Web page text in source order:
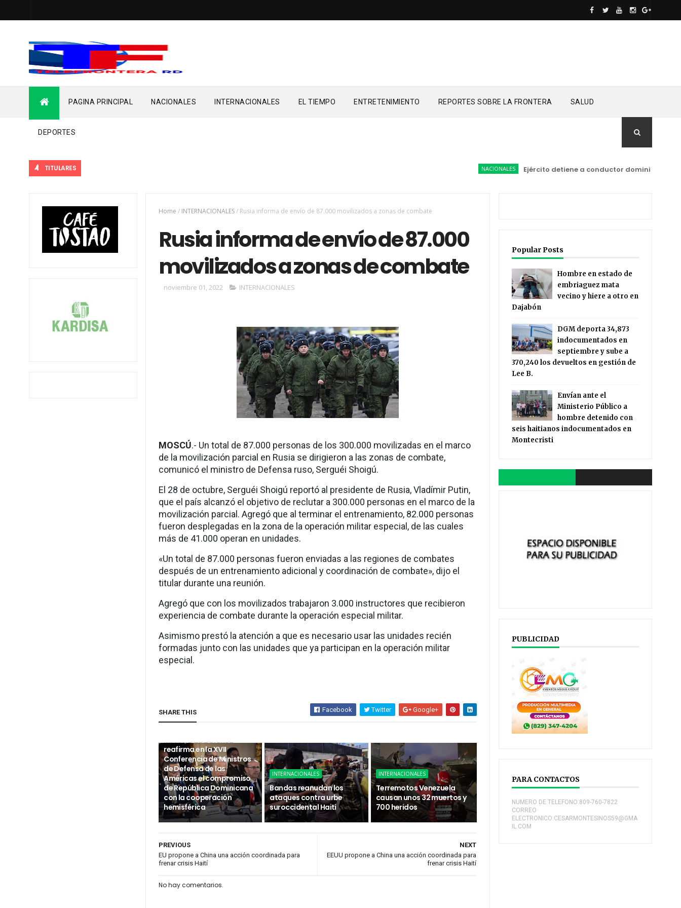
PAGINA PRINCIPAL NACIONALES INTERNACIONALES EL TIEMPO ENTRETENIMIENTO REPORTES SOBRE LA FRONTERA SALUD
DEPORTES
TITULARES NACIONALES Ejército detiene a conductor dominicano
Home / INTERNACIONALES/ Rusia informa de envío de 87.000 movilizados a zonas de combate
Rusia informa de envío de 87.000
movilizados a zonas de combate
noviembre 01, 2022 INTERNACIONALES
MOSCÚ.- Un total de 87.000 personas de los 300.000 movilizadas en el marco
de la movilización parcial en Rusia se dirigieron a las zonas de combate,
comunicó el ministro de Defensa ruso, Serguéi Shoigú.
El 28 de octubre, Serguéi Shoigú reportó al presidente de Rusia, Vladímir Putin,
que el país alcanzó el objetivo de reclutar a 300.000 personas en el marco de la
movilización parcial. Agregó que al terminar el entrenamiento, 82.000 personas
fueron desplegadas en la zona de la operación militar especial, de las cuales
más de 41.000 operan en unidades.
«Un total de 87.000 personas fueron enviadas a las regiones de combates
después de un entrenamiento adicional y coordinación de combate», dijo el
titular durante una reunión.
Agregó que con los movilizados trabajaron 3.000 instructores que recibieron
experiencia de combate durante la operación especial militar.
Asimismo prestó la atención a que es necesario usar las unidades recién
formadas junto con las unidades que ya participan en la operación militar
especial.
SHARE THIS Facebook Twitter Google+
Ministro de Defensa
reafirma en la XVII
Conferencia de Ministros
de Defensa de las
Américas el compromiso
de República Dominicana
con la cooperación
hemisférica
INTERNACIONALES
Bandas reanudan los
ataques contra urbe
suroccidental Haití
INTERNACIONALES
Terremotos Venezuela
causan unos 32 muertos y
700 heridos
NEXT
EEUU propone a China una acción coordinada para
frenar crisis Haití
PREVIOUS
EU propone a China una acción coordinada para
frenar crisis Haití
No hay comentarios.
Popular Posts
Hombre en estado de
embriaguez mata
vecino y hiere a otro en
Dajabón
DGM deporta 34,873
indocumentados en
septiembre y sube a
370,240 los devueltos en gestión de
Lee B.
Envían ante el
Ministerio Público a
hombre detenido con
seis haitianos indocumentados en
Montecristi
PUBLICIDAD
PARA CONTACTOS
NUMERO DE TELEFONO:809-760-7822
CORREO
ELECTRONICO:CESARMONTESINOS59@GMA
IL.COM